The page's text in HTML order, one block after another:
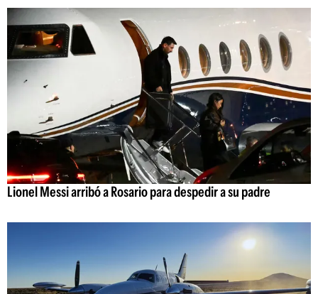
Lionel Messi arribó a Rosario para despedir a su padre